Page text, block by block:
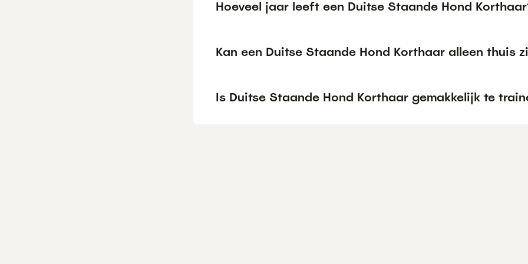
Hoeveel jaar leeft een Duitse Staande Hond
Kan een Duitse Staande Hond Korthaar alleen thuis
Is Duitse Staande Hond Korthaar gemakkelijk te